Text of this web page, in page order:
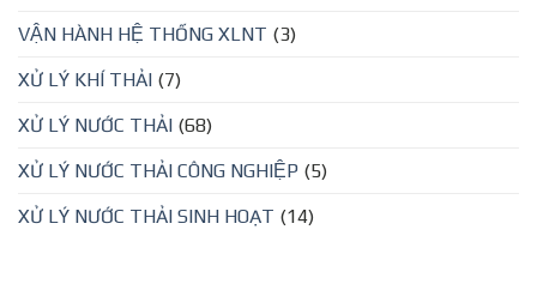
VẬN HÀNH HỆ THỐNG XLNT (3)
XỬ LÝ KHÍ THẢI (7)
XỬ LÝ NƯỚC THẢI (68)
XỬ LÝ NƯỚC THẢI CÔNG NGHIỆP (5)
XỬ LÝ NƯỚC THẢI SINH HOẠT (14)